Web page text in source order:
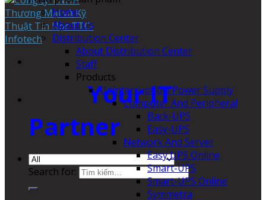
Your IT
Partner
Search for:
Home
About Us
Distribution Center
About Distribution Center
Staff
Products
Uninterruptible Power Supply
Computer And Peripheral
Back-UPS
Easy-UPS
Network And Server
Easy UPS Online
Smart-UPS
Smart-UPS Online
Symmetra